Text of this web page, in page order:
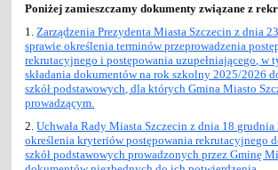
Poniżej zamieszczamy dokumenty związane z
1. Zarządzenia Prezydenta Miasta Szczecin z dnia
sprawie określenia terminów przeprowadzenia
rekrutacyjnego i postępowania uzupełniającego, w
składania dokumentów na rok szkolny 2025/2026
szkół podstawowych, dla których Gmina Miasto
prowadzącym.
2.Uchwała Rady Miasta Szczecin z dnia 18 grudnia
określenia kryteriów postępowania rekrutacyjnego
szkół podstawowych prowadzonych przez Gminę